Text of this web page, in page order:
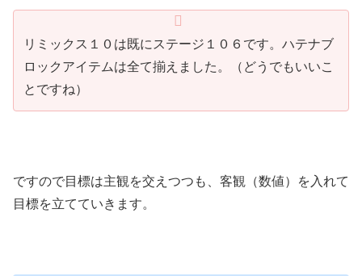
リミックス１０は既にステージ１０６です。ハテナブ
ロックアイテムは全て揃えました。（どうでもいいこ
とですね）
ですので目標は主観を交えつつも、客観（数値）を入れて
目標を立てていきます。